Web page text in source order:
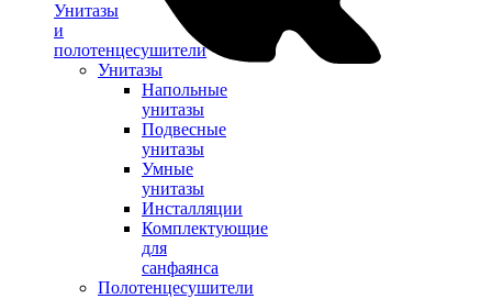
Унитазы
и
полотенцесушители
Унитазы
Напольные
унитазы
Подвесные
унитазы
Умные
унитазы
Инсталляции
Комплектующие
для
санфаянса
Полотенцесушители